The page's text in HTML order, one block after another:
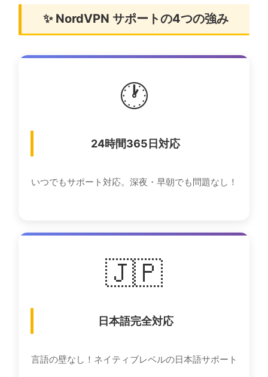
✨ NordVPN サポートの4つの強み
🕐
24時間365日対応
いつでもサポート対応。深夜・早朝でも問題なし！
🇯🇵
日本語完全対応
言語の壁なし！ネイティブレベルの日本語サポート